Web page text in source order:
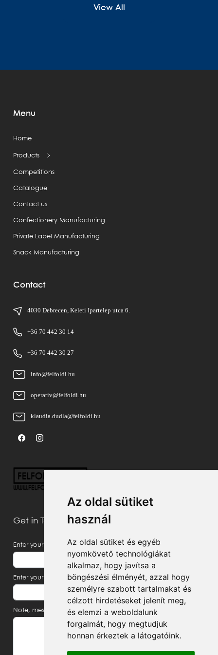
Az oldal sütiket
használ
Az oldal sütiket és egyéb
nyomkövető technológiákat
alkalmaz, hogy javítsa a
böngészési élményét, azzal hogy
személyre szabott tartalmakat és
célzott hirdetéseket jelenít meg,
és elemzi a weboldalunk
forgalmát, hogy megtudjuk
honnan érkeztek a látogatóink.
View All
Menu
Home
Products
Competitions
Catalogue
Contact us
Confectionery Manufacturing
Private Label Manufacturing
Snack Manufacturing
Contact
4030 Debrecen, Keleti Ipartelep utca 6.
+36 70 442 30 14
+36 70 442 30 27
info@felfoldi.hu
operativ@felfoldi.hu
klaudia.dudla@felfoldi.hu
Get in Touch With Us
Enter your name
Enter your email address
Note, message